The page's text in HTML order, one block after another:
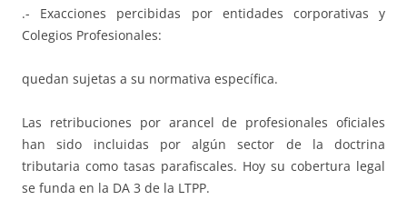
.- Exacciones percibidas por entidades corporativas y
Colegios Profesionales:
quedan sujetas a su normativa específica.
Las retribuciones por arancel de profesionales oficiales
han sido incluidas por algún sector de la doctrina
tributaria como tasas parafiscales. Hoy su cobertura legal
se funda en la DA 3 de la LTPP.